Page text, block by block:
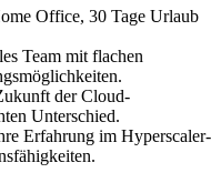
Office, 30 Tage Urlaub
Team mit flachen
der Cloud-
Unterschied.
Erfahrung im Hyperscaler-